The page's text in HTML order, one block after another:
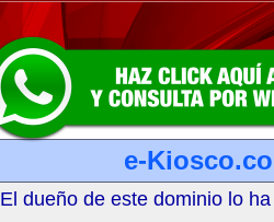
e-
El dueño de este dominio lo